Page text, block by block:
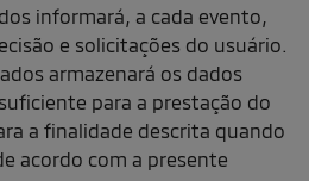
informará, a cada evento,
e solicitações do usuário.
armazenará os dados
para a prestação do
a finalidade descrita quando
acordo com a presente